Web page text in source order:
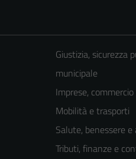
Giustizia, sicurezza
municipale
Imprese,
Mobilità e trasporti
Salute, benessere
Tributi, finanze e